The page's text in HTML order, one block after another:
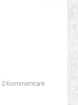
2Kommentare